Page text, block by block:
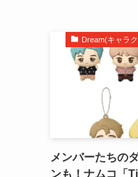
Dream(キャラ
メンバーたちの
ンも！ナムコ「